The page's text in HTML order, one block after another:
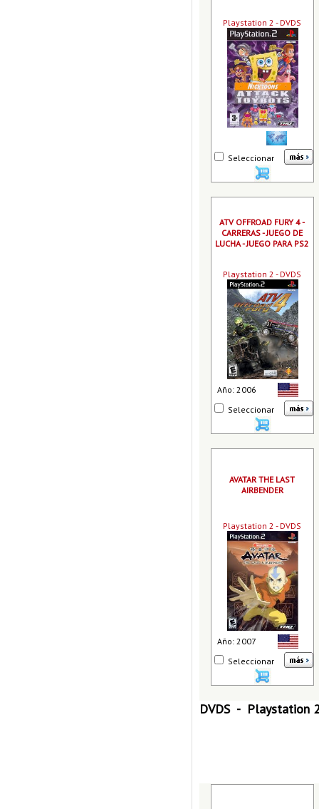
Playstation 2 - DVDS
Seleccionar
ATV OFFROAD FURY 4 -
CARRERAS - JUEGO DE
LUCHA - JUEGO PARA PS2
Playstation 2 - DVDS
Año: 2006
Seleccionar
AVATAR THE LAST
AIRBENDER
Playstation 2 - DVDS
Año: 2007
Seleccionar
DVDS - Playstation